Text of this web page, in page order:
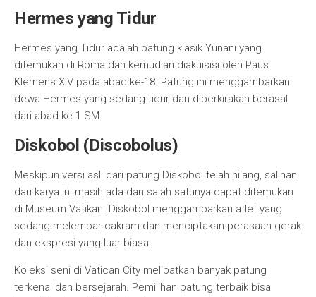
Hermes yang Tidur
Hermes yang Tidur adalah patung klasik Yunani yang
ditemukan di Roma dan kemudian diakuisisi oleh Paus
Klemens XIV pada abad ke-18. Patung ini menggambarkan
dewa Hermes yang sedang tidur dan diperkirakan berasal
dari abad ke-1 SM.
Diskobol (Discobolus)
Meskipun versi asli dari patung Diskobol telah hilang, salinan
dari karya ini masih ada dan salah satunya dapat ditemukan
di Museum Vatikan. Diskobol menggambarkan atlet yang
sedang melempar cakram dan menciptakan perasaan gerak
dan ekspresi yang luar biasa.
Koleksi seni di Vatican City melibatkan banyak patung
terkenal dan bersejarah. Pemilihan patung terbaik bisa